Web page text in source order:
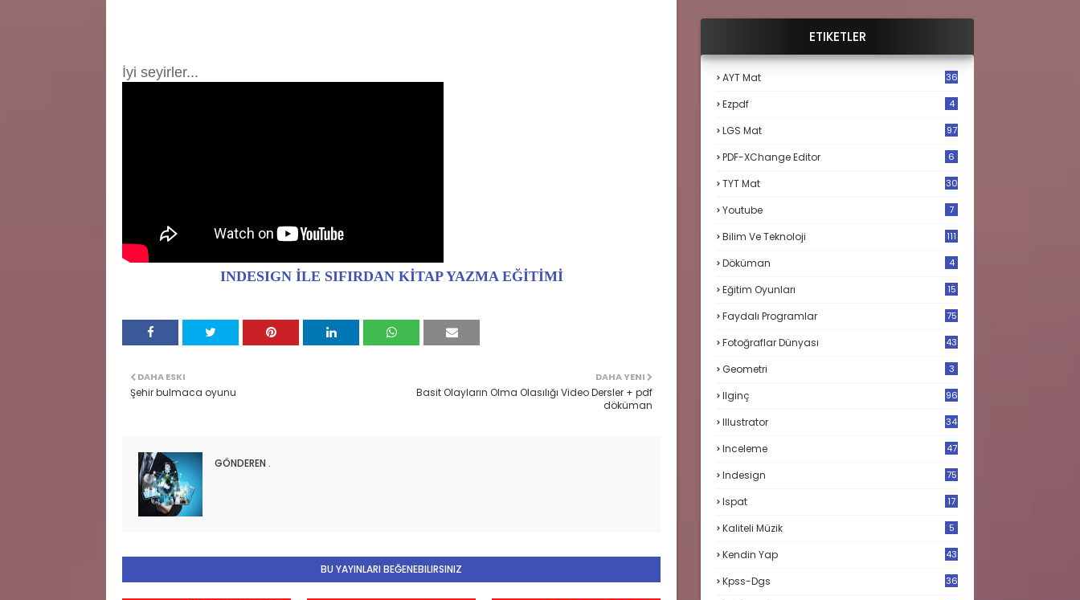
İyi seyirler...
INDESIGN İLE SIFIRDAN KİTAP YAZMA EĞİTİMİ
DAHA YENI
Basit Olayların Olma Olasılığı Video Dersler + pdf
döküman
DAHA ESKI
Şehir bulmaca oyunu
GÖNDEREN .
BU YAYINLARI BEĞENEBILIRSINIZ
ETIKETLER
AYT Mat 36
Ezpdf 4
LGS Mat 97
PDF-XChange Editor 6
TYT Mat 30
Youtube 7
Bilim Ve Teknoloji 111
Döküman 4
Eğitim Oyunları 15
Faydalı Programlar 75
Fotoğraflar Dünyası 43
Geometri 3
Ilginç 96
Illustrator 34
Inceleme 47
Indesign 75
Ispat
17
Kaliteli Müzik 5
Kendin Yap 43
Kpss-Dgs 36